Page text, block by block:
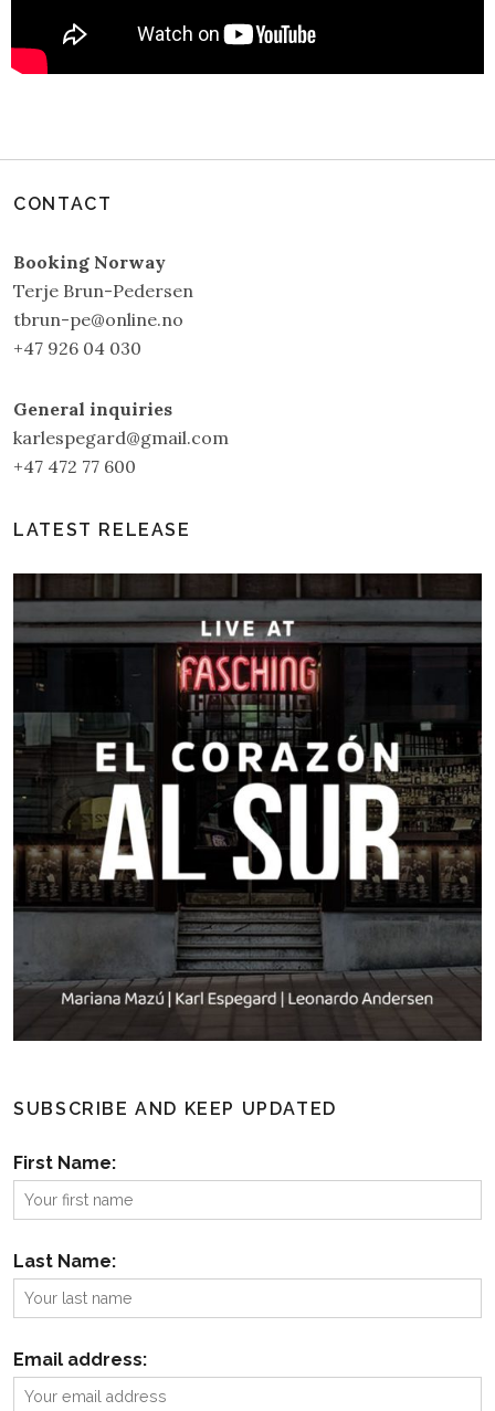
CONTACT
Booking Norway
Terje Brun-Pedersen
tbrun-pe@online.no
+47 926 04 030
General inquiries
karlespegard@gmail.com
+47 472 77 600
LATEST RELEASE
SUBSCRIBE AND KEEP UPDATED
First Name:
Last Name:
Email address: